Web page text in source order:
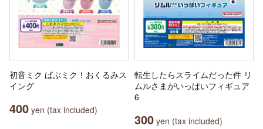
初音ミク ばぶミク！おくるみス
イング
400 yen (tax included)
転生したらスライムだった件 リ
ムルさまがいっぱいフィギュア
6
300 yen (tax included)